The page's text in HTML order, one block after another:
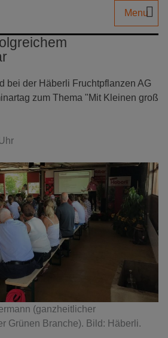
Menu
bei der Häberli Fruchtpflanzen AG
zum Thema "Mit Kleinen groß
(ganzheitlicher
Grünen Branche). Bild: Häberli.